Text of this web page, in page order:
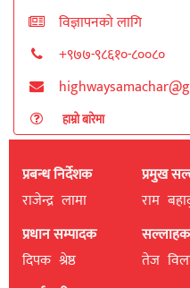
विज्ञापनको लागि
+९७७-९८६१०-८००८०
हाम्रो बारेमा
प्रबन्ध निर्देशक
राजेन्द्र लामा
प्रधान सम्पादक
दिपक श्रेष्ठ
प्रमुख
राम
तेज